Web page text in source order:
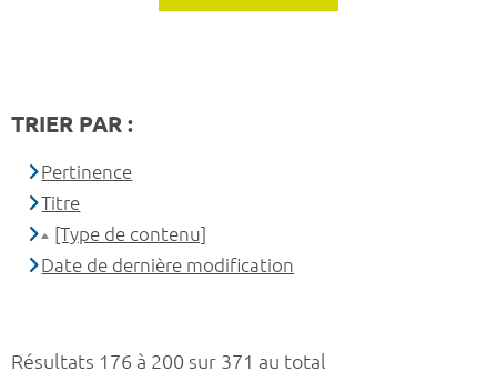
Résultats 176 à 200 sur 371 au total
TRIER PAR :
Pertinence
Titre
[Type de contenu]
Date de dernière modification